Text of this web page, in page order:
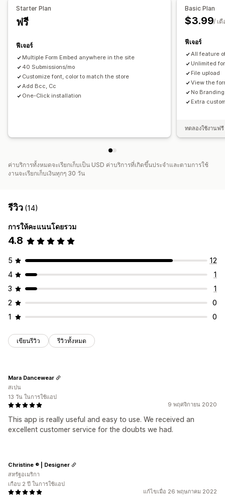
การจัดการข้อมูล
การตอบกลับอีเมล
Starter Plan
ฟรี
ฟีเจอร์
Multiple Form Embed anywhere in the site
40 Submissions/mo
Customize font, color to match the store
Add Bcc, Cc
One-Click installation
Basic Plan
$3.99/ เ
ฟีเจอร์
All feature
Unlimited
File upload
View the
No Branding
Extra
ทดลองใช้งานฟ
ค่าบริการทั้งหมดจะเรียกเก็บเป็น USD ค่าบริการที่เกิดขึ้นประจำและตามการใช้
งานจะเรียกเก็บเงินทุกๆ 30 วัน
รีวิว (14)
การให้คะแนนโดยรวม
4.8
5
12
4
1
3
1
2
0
1
0
เขียนรีวิว รีวิวทั้งหมด
9 พฤศจิกายน 2020
This app is really useful and easy to use. We received an
excellent customer service for the doubts we had.
Mara Dancewear
สเปน
13 วัน ในการใช้แอป
แก้ไขเมื่อ 26 พฤษภาคม 2022
Christine ® | Designer
สหรัฐอเมริกา
เกือบ 2 ปี ในการใช้แอป